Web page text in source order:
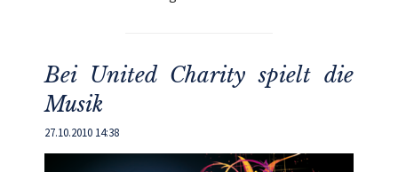
Bei United Charity spielt die
Musik
27.10.2010 14:38